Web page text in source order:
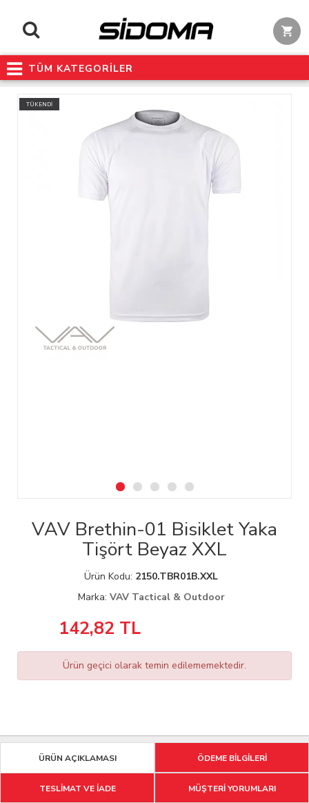
TÜM KATEGORİLER
TÜKENDİ
VAV Brethin-01 Bisiklet Yaka
Tişört Beyaz XXL
Ürün Kodu: 2150.TBR01B.XXL
Marka: VAV Tactical & Outdoor
142,82 TL
Ürün geçici olarak temin edilememektedir.
ÜRÜN AÇIKLAMASI ÖDEME BİLGİLERİ
TESLİMAT VE İADE MÜŞTERİ YORUMLARI